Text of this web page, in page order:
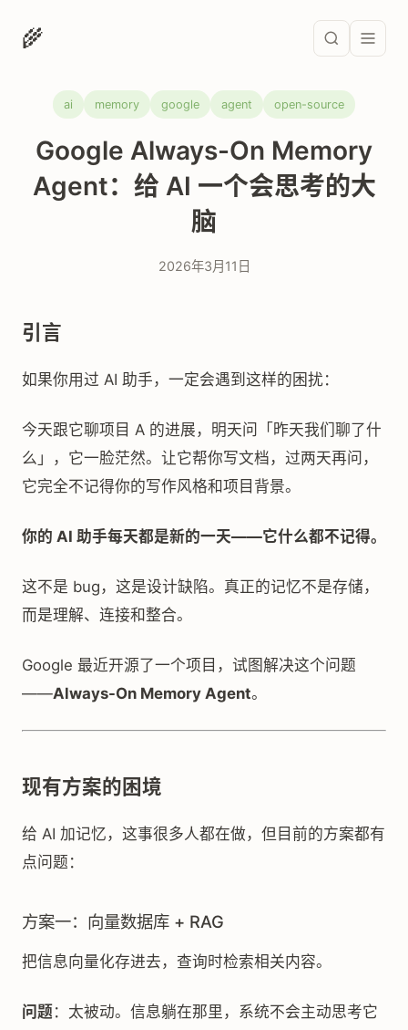
🌾
ai memory google agent open-source
Google Always-On Memory
Agent：给 AI 一个会思考的大
脑
2026年3月11日
引言
如果你用过 AI 助手，一定会遇到这样的困扰：
今天跟它聊项目 A 的进展，明天问「昨天我们聊了什
么」，它一脸茫然。让它帮你写文档，过两天再问，
它完全不记得你的写作风格和项目背景。
你的 AI 助手每天都是新的一天——它什么都不记得。
这不是 bug，这是设计缺陷。真正的记忆不是存储，
而是理解、连接和整合。
Google 最近开源了一个项目，试图解决这个问题
——Always-On Memory Agent。
现有方案的困境
给 AI 加记忆，这事很多人都在做，但目前的方案都有
点问题：
方案一：向量数据库 + RAG
把信息向量化存进去，查询时检索相关内容。
问题 ：太被动。信息躺在那里，系统不会主动思考它